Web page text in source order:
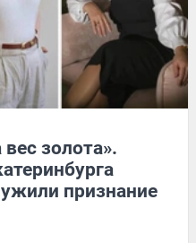
золота».
признание